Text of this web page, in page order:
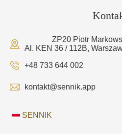
ZP20 Piotr
Al. KEN 36 / 112B,
+48 733 644 002
kontakt@sennik.app
SENNIK